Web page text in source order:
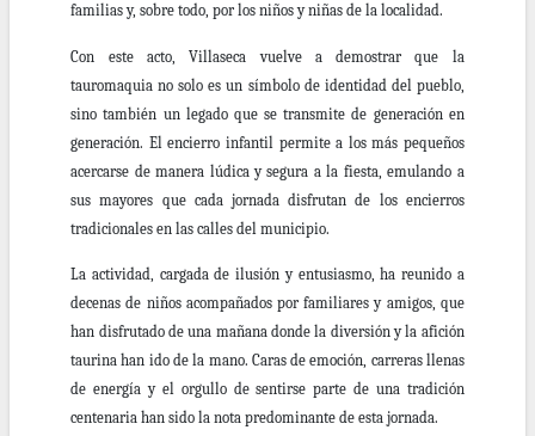
familias y, sobre todo, por los niños y niñas de la localidad.
Con este acto, Villaseca vuelve a demostrar que la
tauromaquia no solo es un símbolo de identidad del pueblo,
sino también un legado que se transmite de generación en
generación. El encierro infantil permite a los más pequeños
acercarse de manera lúdica y segura a la fiesta, emulando a
sus mayores que cada jornada disfrutan de los encierros
tradicionales en las calles del municipio.
La actividad, cargada de ilusión y entusiasmo, ha reunido a
decenas de niños acompañados por familiares y amigos, que
han disfrutado de una mañana donde la diversión y la afición
taurina han ido de la mano. Caras de emoción, carreras llenas
de energía y el orgullo de sentirse parte de una tradición
centenaria han sido la nota predominante de esta jornada.